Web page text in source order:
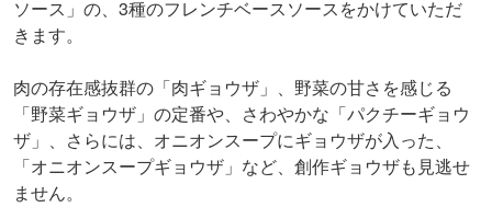
ソース」の、3種のフレンチベースソースをかけていただ
きます。
肉の存在感抜群の「肉ギョウザ」、野菜の甘さを感じる
「野菜ギョウザ」の定番や、さわやかな「パクチーギョウ
ザ」、さらには、オニオンスープにギョウザが入った、
「オニオンスープギョウザ」など、創作ギョウザも見逃せ
ません。